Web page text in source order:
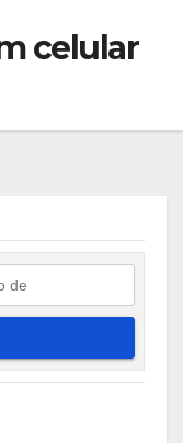
celular